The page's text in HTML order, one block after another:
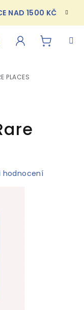
NAD 1500 KČ
PLACES
hodnocení